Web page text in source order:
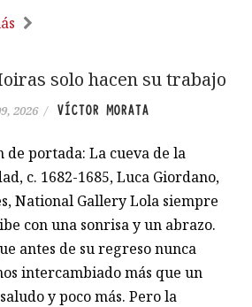
solo hacen su trabajo
2026 / VÍCTOR MORATA
de portada: La cueva de la
c. 1682-1685, Luca Giordano,
National Gallery Lola siempre
con una sonrisa y un abrazo.
antes de su regreso nunca
intercambiado más que un
y poco más. Pero la